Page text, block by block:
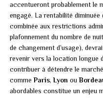
accentueront probablement le
engagé. La rentabilité
combinée aux restrictions
plafonnement du nombre de
de changement d’usage),
revenir vers la location longue
contribuer à détendre le
commeParis,Lyon ou
abordables constitue un enjeu